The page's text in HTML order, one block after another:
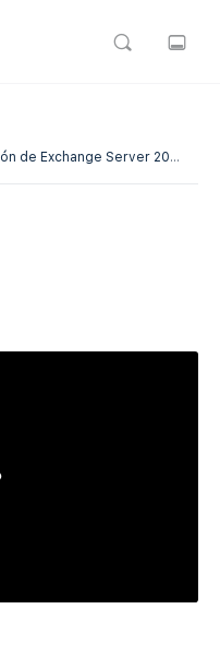
Server 2016 en un único servidor